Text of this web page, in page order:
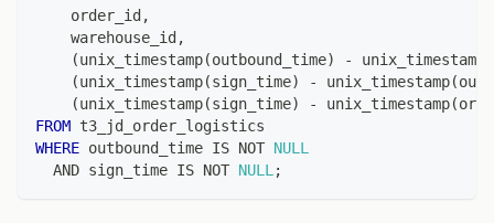
    order_id
,
    warehouse_id
,
(unix_timestamp(outbound_time) - unix_timestamp
(unix_timestamp(sign_time) - unix_timestamp(
(unix_timestamp(sign_time) - unix_timestamp(
FROM t3_jd_order_logistics
WHERE outbound_time IS NOT NULL
AND sign_time IS NOT NULL;